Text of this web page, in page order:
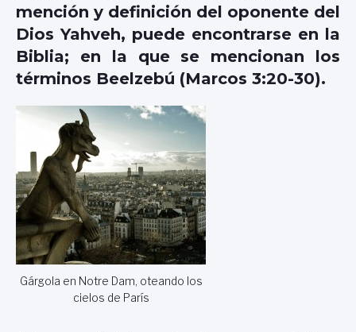
mención y definición del oponente del
Dios Yahveh, puede encontrarse en la
Biblia; en la que se mencionan los
términos Beelzebú (Marcos 3:20-30).
Gárgola en Notre Dam, oteando los
cielos de París